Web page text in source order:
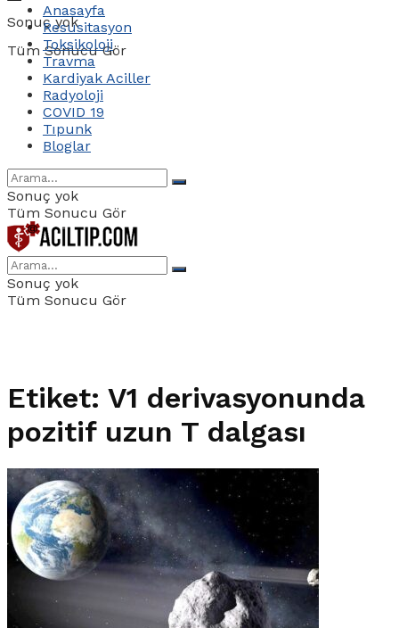
Sonuç yok
Tüm Sonucu Gör
Anasayfa
Resusitasyon
Toksikoloji
Travma
Kardiyak Aciller
Radyoloji
COVID 19
Tıpunk
Bloglar
Sonuç yok
Tüm Sonucu Gör
Sonuç yok
Tüm Sonucu Gör
Etiket: V1 derivasyonunda
pozitif uzun T dalgası